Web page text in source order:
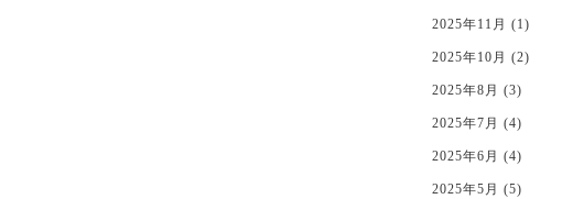
2025年11月 (1)
2025年10月 (2)
2025年8月 (3)
2025年7月 (4)
2025年6月 (4)
2025年5月 (5)